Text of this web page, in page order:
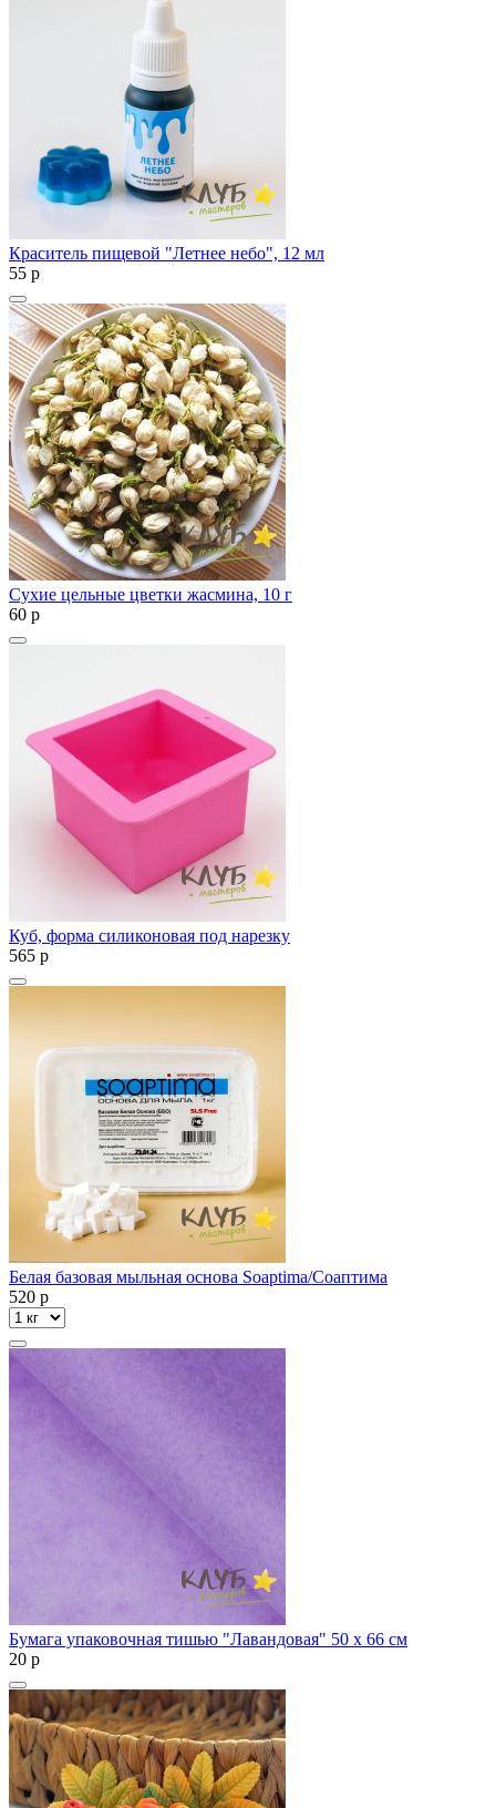
Краситель пищевой "Летнее небо", 12 мл
55 p
Сухие цельные цветки жасмина, 10 г
60 p
Куб, форма силиконовая под нарезку
565 p
Белая базовая мыльная основа Soaptima/Соаптима
520 p
Бумага упаковочная тишью "Лавандовая" 50 х 66 см
20 p